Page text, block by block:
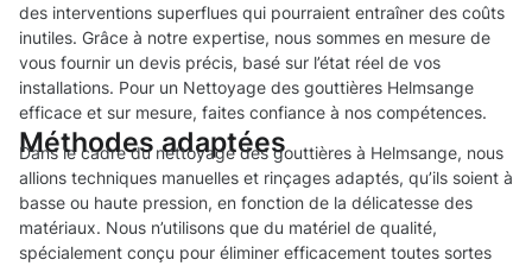
des interventions superflues qui pourraient entraîner des coûts
inutiles. Grâce à notre expertise, nous sommes en mesure de
vous fournir un devis précis, basé sur l’état réel de vos
installations. Pour un Nettoyage des gouttières Helmsange
efficace et sur mesure, faites confiance à nos compétences.
Méthodes adaptées
Dans le cadre du nettoyage des gouttières à Helmsange, nous
allions techniques manuelles et rinçages adaptés, qu’ils soient à
basse ou haute pression, en fonction de la délicatesse des
matériaux. Nous n’utilisons que du matériel de qualité,
spécialement conçu pour éliminer efficacement toutes sortes